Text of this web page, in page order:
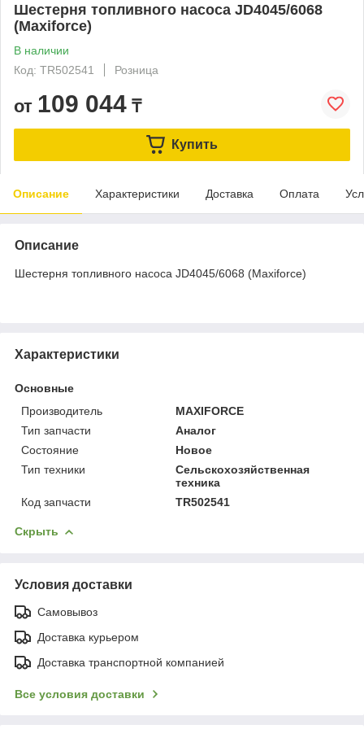
Шестерня топливного насоса JD4045/6068
(Maxiforce)
В наличии
Код: TR502541
Розница
от 109 044 ₸
Купить
Описание Характеристики Доставка Оплата
Описание
Шестерня топливного насоса JD4045/6068 (Maxiforce)
Характеристики
Основные
Производитель
MAXIFORCE
Тип запчасти
Аналог
Состояние
Новое
Тип техники
Сельскохозяйственная
техника
Код запчасти
TR502541
Скрыть
Условия доставки
Самовывоз
Доставка курьером
Доставка транспортной компанией
Все условия доставки